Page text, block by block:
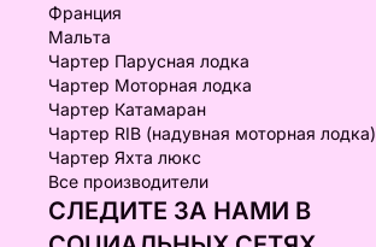
Франция
Мальта
Чартер Парусная лодка
Чартер Моторная лодка
Чартер Катамаран
Чартер RIB (надувная моторная лодка)
Чартер Яхта люкс
Все производители
СЛЕДИТЕ ЗА НАМИ В